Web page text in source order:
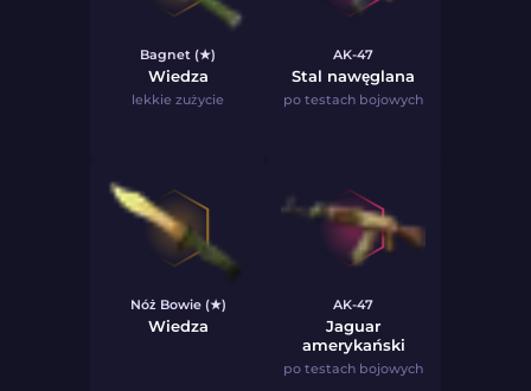
Bagnet (★)
Wiedza
lekkie zużycie
AK-47
Stal nawęglana
po testach bojowych
Nóż Bowie (★)
Wiedza
AK-47
Jaguar
amerykański
po testach bojowych